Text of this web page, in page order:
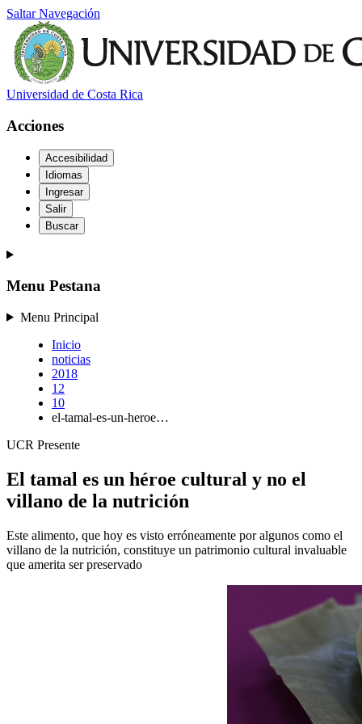
Saltar Navegación
Universidad de Costa Rica
Acciones
Accesibilidad
Idiomas
Ingresar
Salir
Buscar
Menu Pestana
Menu Principal
Inicio
noticias
2018
12
10
el-tamal-es-un-heroe…
UCR Presente
El tamal es un héroe cultural y no el
villano de la nutrición
Este alimento, que hoy es visto erróneamente por algunos como el
villano de la nutrición, constituye un patrimonio cultural invaluable
que amerita ser preservado